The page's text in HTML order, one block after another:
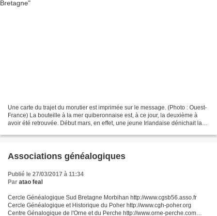
Une carte du trajet du morutier est imprimée sur le message. (Photo : Ouest-
France) La bouteille à la mer quiberonnaise est, à ce jour, la deuxième à
avoir été retrouvée. Début mars, en effet, une jeune Irlandaise dénichait la
Associations généalogiques
Publié le 27/03/2017 à 11:34
Par atao feal
Cercle Généalogique Sud Bretagne Morbihan http://www.cgsb56.asso.fr
Cercle Généalogique et Historique du Poher http://www.cgh-poher.org
Centre Génalogique de l'Orne et du Perche http://www.orne-perche.com